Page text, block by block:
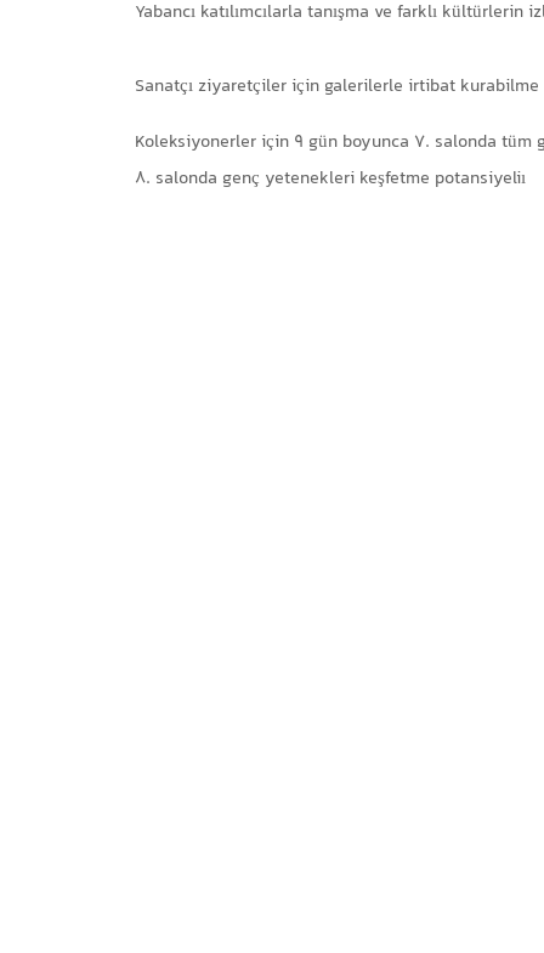
Yabancı katılımcılarla tanışma ve farklı kültürlerin
Sanatçı ziyaretçiler için galerilerle irtibat kurabilme
Koleksiyonerler için 9 gün boyunca 7. salonda tüm
8. salonda genç yetenekleri keşfetme potansiyeliı